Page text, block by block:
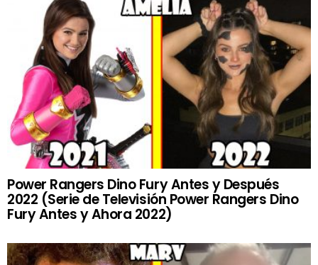
Power Rangers Dino Fury Antes y Después
2022 (Serie de Televisión Power Rangers Dino
Fury Antes y Ahora 2022)